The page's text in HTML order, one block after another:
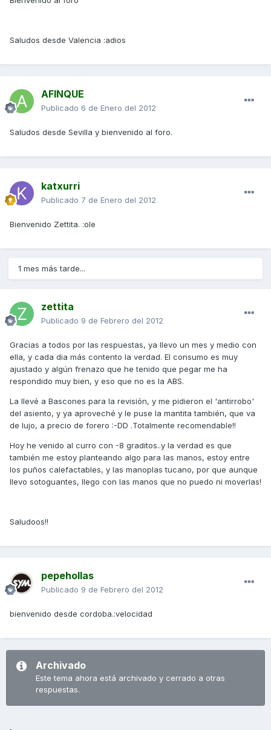
Saludos desde Valencia :adios
AFINQUE
Publicado 6 de Enero del 2012
Saludos desde Sevilla y bienvenido al foro.
katxurri
Publicado 7 de Enero del 2012
Bienvenido Zettita. :ole
1 mes más tarde...
zettita
Publicado 9 de Febrero del 2012
Gracias a todos por las respuestas, ya llevo un mes y medio con
ella, y cada dia más contento la verdad. El consumo es muy
ajustado y algún frenazo que he tenido que pegar me ha
respondido muy bien, y eso que no es la ABS.
La llevé a Bascones para la revisión, y me pidieron el 'antirrobo'
del asiento, y ya aproveché y le puse la mantita también, que va
de lujo, a precio de forero :-DD .Totalmente recomendable!!
Hoy he venido al curro con -8 graditos..y la verdad es que
también me estoy planteando algo para las manos, estoy entre
los puños calefactables, y las manoplas tucano, por que aunque
llevo sotoguantes, llego con las manos que no puedo ni moverlas!
Saludoos!!
pepehollas
Publicado 9 de Febrero del 2012
bienvenido desde cordoba.:velocidad
Archivado
Este tema ahora está archivado y cerrado a otras
respuestas.